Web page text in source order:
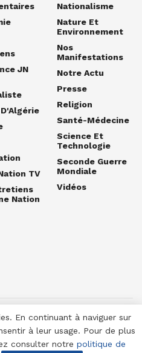
JN
TV
Nation
Nationalisme
Nature Et
Environnement
Nos
Manifestations
Notre Actu
Presse
Religion
Santé-Médecine
Science Et
Technologie
Seconde Guerre
Mondiale
Vidéos
En continuant à naviguer sur
à leur usage. Pour de plus
consulter notre politique de